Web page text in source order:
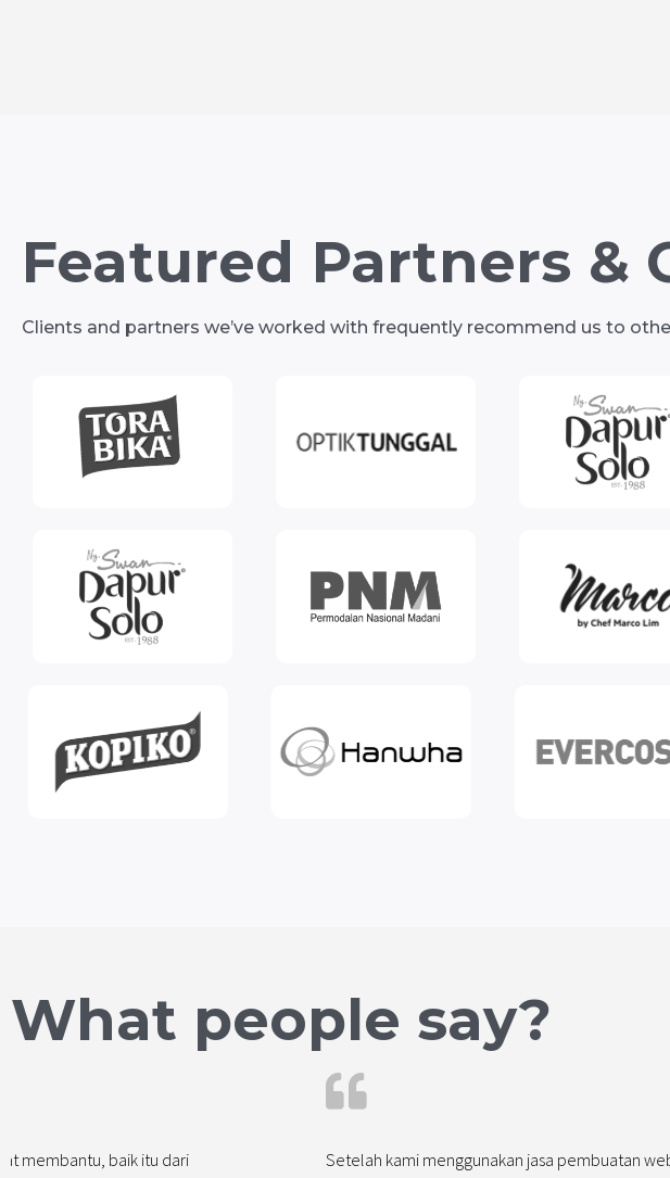
Featured Partners &
Clients and partners we’ve worked with frequently recommend us to
What people say?
membantu, baik itu dari Setelah kami menggunakan jasa pembuatan